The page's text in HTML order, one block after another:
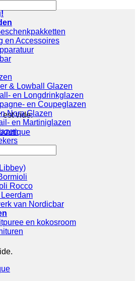
est vide.
en Accessoires
& Lowball Glazen
en Longdrinkglazen
en Coupeglazen
Nora Glazen
en Martiniglazen
Rocco
van Nordicbar
en kokosroom